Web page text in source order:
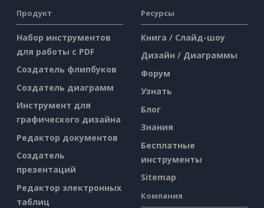
Продукт
Набор инструментов
для работы с PDF
Создатель флипбуков
Создатель диаграмм
Инструмент для
графического дизайна
Редактор документов
Создатель
презентаций
Редактор электронных
таблиц
Ресурсы
Книга / Слайд-шоу
Дизайн / Диаграммы
Форум
Узнать
Блог
Знания
Бесплатные
инструменты
Sitemap
Компания